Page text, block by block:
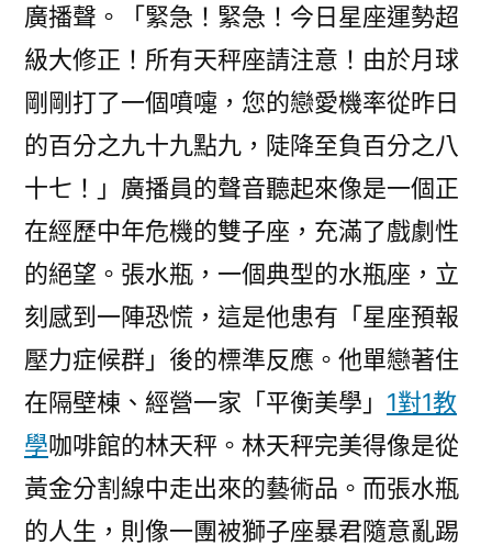
廣播聲。「緊急！緊急！今日星座運勢超
級大修正！所有天秤座請注意！由於月球
剛剛打了一個噴嚏，您的戀愛機率從昨日
的百分之九十九點九，陡降至負百分之八
十七！」廣播員的聲音聽起來像是一個正
在經歷中年危機的雙子座，充滿了戲劇性
的絕望。張水瓶，一個典型的水瓶座，立
刻感到一陣恐慌，這是他患有「星座預報
壓力症候群」後的標準反應。他單戀著住
在隔壁棟、經營一家「平衡美學」 1對1教
學咖啡館的林天秤。林天秤完美得像是從
黃金分割線中走出來的藝術品。而張水瓶
的人生，則像一團被獅子座暴君隨意亂踢